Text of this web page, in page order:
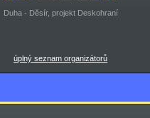
Duha - Děsír, projekt Deskohraní
úplný seznam organizátorů